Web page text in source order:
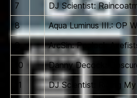
7
DJ Scientist:
8
Aqua Luminus III.: OP
9
ArcSin: Poplock
10
Danny Decock:
11
DJ Scientist: Riding